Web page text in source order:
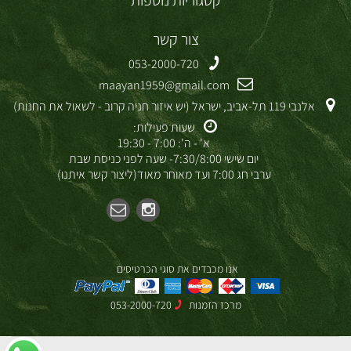
צור קשר
053-2000-720
maayan1959@gmail.com
אלנבי 119 תל-אביב, ישראל (יש איזור חניה קרוב - לשאול את החנות)
שעות פעילות:
א' - ה': 7:00 - 19:30
יום שישי 7:30/8:00- שעה לפני כניסת שבת
ערבי חג 7:00 ועד מאוחר מאוד(ליצור קשר איתנו)
אנו מכבדים את סוגי הכרטיסים
מרכז הזמנות 053-2000-720